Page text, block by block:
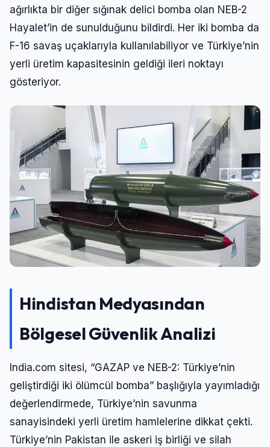
ağırlıkta bir diğer sığınak delici bomba olan NEB-2
Hayalet’in de sunulduğunu bildirdi. Her iki bomba da
F-16 savaş uçaklarıyla kullanılabiliyor ve Türkiye’nin
yerli üretim kapasitesinin geldiği ileri noktayı
gösteriyor.
Hindistan Medyasından
Bölgesel Güvenlik Analizi
India.com sitesi, “GAZAP ve NEB-2: Türkiye’nin
geliştirdiği iki ölümcül bomba” başlığıyla yayımladığı
değerlendirmede, Türkiye’nin savunma
sanayisindeki yerli üretim hamlelerine dikkat çekti.
Türkiye’nin Pakistan ile askeri iş birliği ve silah